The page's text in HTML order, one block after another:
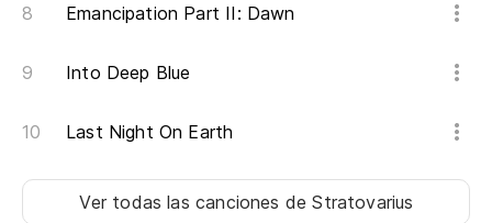
Emancipation Part II: Dawn
Into Deep Blue
Last Night On Earth
Ver todas las canciones de Stratovarius